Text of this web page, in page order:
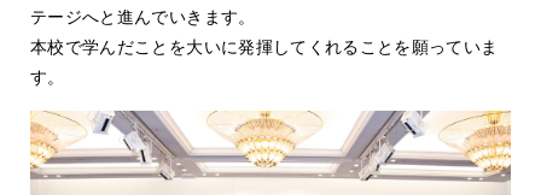
テージへと進んでいきます。
本校で学んだことを大いに発揮してくれることを願っていま
す。